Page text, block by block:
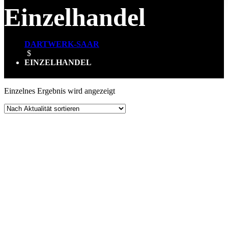
Einzelhandel
DARTWERK-SAAR
$
EINZELHANDEL
Einzelnes Ergebnis wird angezeigt